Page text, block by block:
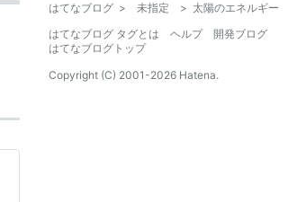
はてなブログ > 未指定 > 太陽のエネルギー
はてなブログ タグとは
ヘルプ
開発ブログ
はてなブログトップ
Copyright (C) 2001-2026 Hatena.